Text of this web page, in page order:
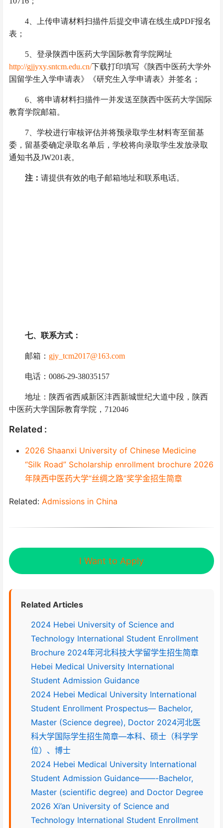
4 、上传申请材料扫描件后提交申请在线生成PDF报名
表；
5 、登录陕西中医药大学国际教育学院网址
http://gjjyxy.sntcm.edu.cn/下载打印填写《陕西中医药大学外
国留学生入学申请表》《研究生入学申请表》并签名；
6 、将申请材料扫描件一并发送至陕西中医药大学国际
教育学院邮箱。
7 、学校进行审核评估并将预录取学生材料寄至留基
委，留基委确定录取名单后，学校将向录取学生发放录取
通知书及JW201表。
注：请提供有效的电子邮箱地址和联系电话。
七、联系方式：
邮箱： gjy_tcm2017@163.com
电话：0086-29-38035157
地址：陕西省西咸新区沣西新城世纪大道中段，陕西
中医药大学国际教育学院，712046
Related :
2026 Shaanxi University of Chinese Medicine
“Silk Road” Scholarship enrollment brochure 2026
年陕西中医药大学“丝绸之路”奖学金招生简章
Related: Admissions in China
I Want to Apply
Related Articles
2024 Hebei University of Science and
Technology International Student Enrollment
Brochure 2024年河北科技大学留学生招生简章
Hebei Medical University International
Student Admission Guidance
2024 Hebei Medical University International
Student Enrollment Prospectus— Bachelor,
Master (Science degree), Doctor 2024河北医
科大学国际学生招生简章—本科、硕士（科学学
位）、博士
2024 Hebei Medical University International
Student Admission Guidance——-Bachelor,
Master (scientific degree) and Doctor Degree
2026 Xi’an University of Science and
Technology International Student Enrollment